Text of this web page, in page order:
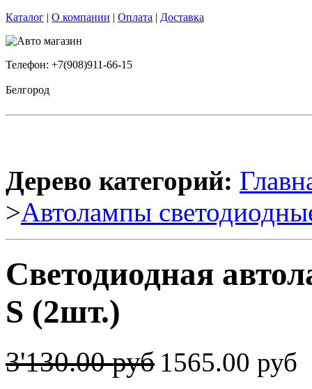
Каталог | О компании | Оплата | Доставка
Телефон: +7(908)911-66-15
Белгород
Дерево категорий:
>Автолампы
Светодиодная
S (2шт.)
3'130.00 руб 1565.00 руб